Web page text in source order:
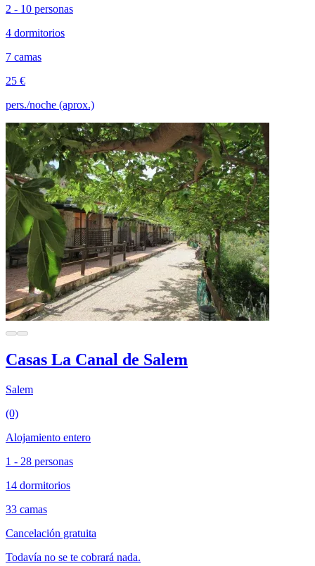
2 - 10 personas
4 dormitorios
7 camas
25 €
pers./noche (aprox.)
Casas La Canal de Salem
Salem
(0)
Alojamiento entero
1 - 28 personas
14 dormitorios
33 camas
Cancelación gratuita
Todavía no se te cobrará nada.